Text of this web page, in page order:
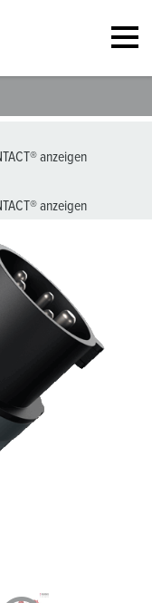
anzeigen
anzeigen